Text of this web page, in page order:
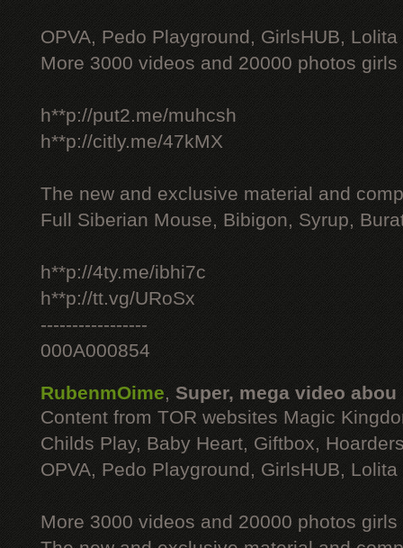
OPVA, Pedo Playground, GirlsHUB, Lolita
More 3000 videos and 20000 photos
h**p://put2.me/muhcsh
h**p://citly.me/47kMX
The new and exclusive material and
Full Siberian Mouse, Bibigon, Syrup,
h**p://4ty.me/ibhi7c
h**p://tt.vg/URoSx
-----------------
000A000854
RubenmOime, Super, mega video abou
Content from TOR websites Magic
Childs Play, Baby Heart, Giftbox,
OPVA, Pedo Playground, GirlsHUB, Lolita
More 3000 videos and 20000 photos